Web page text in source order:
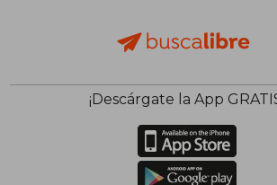
¡Descárgate la App